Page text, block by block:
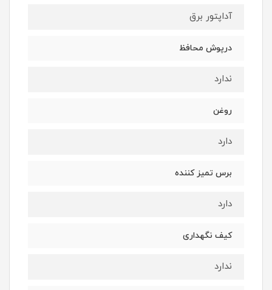
آداپتور برق
درپوش محافظ
ندارد
روغن
دارد
برس تمیز کننده
دارد
کیف نگهداری
ندارد